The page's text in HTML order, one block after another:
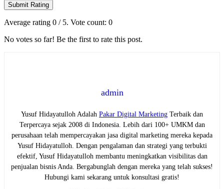
Submit Rating
Average rating 0 / 5. Vote count: 0
No votes so far! Be the first to rate this post.
admin
Yusuf Hidayatulloh Adalah Pakar Digital Marketing Terbaik dan
Terpercaya sejak 2008 di Indonesia. Lebih dari 100+ UMKM dan
perusahaan telah mempercayakan jasa digital marketing mereka kepada
Yusuf Hidayatulloh. Dengan pengalaman dan strategi yang terbukti
efektif, Yusuf Hidayatulloh membantu meningkatkan visibilitas dan
penjualan bisnis Anda. Bergabunglah dengan mereka yang telah sukses!
Hubungi kami sekarang untuk konsultasi gratis!